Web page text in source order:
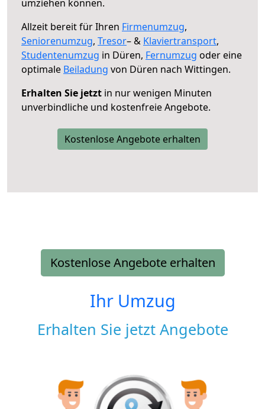
umziehen können.
Allzeit bereit für Ihren Firmenumzug,
Seniorenumzug, Tresor– & Klaviertransport,
Studentenumzug in Düren, Fernumzug oder eine
optimale Beiladung von Düren nach Wittingen.
Erhalten Sie jetzt in nur wenigen Minuten
unverbindliche und kostenfreie Angebote.
Kostenlose Angebote erhalten
Kostenlose Angebote erhalten
Ihr Umzug
Erhalten Sie jetzt Angebote